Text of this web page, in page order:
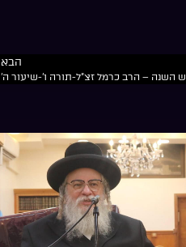
הבא
השנה – הרב כרמל זצ”ל-תורה ו’-שיעור ה’